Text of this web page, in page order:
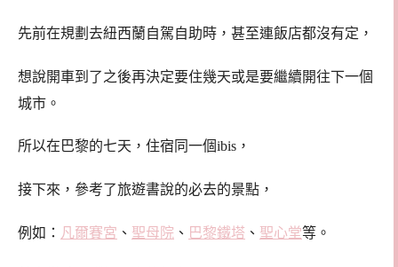
先前在規劃去紐西蘭自駕自助時，甚至連飯店都沒有定，
想說開車到了之後再決定要住幾天或是要繼續開往下一個
城市。
所以在巴黎的七天，住宿同一個ibis，
接下來，參考了旅遊書說的必去的景點，
例如： 凡爾賽宮 、 聖母院 、 巴黎鐵塔 、 聖心堂等。